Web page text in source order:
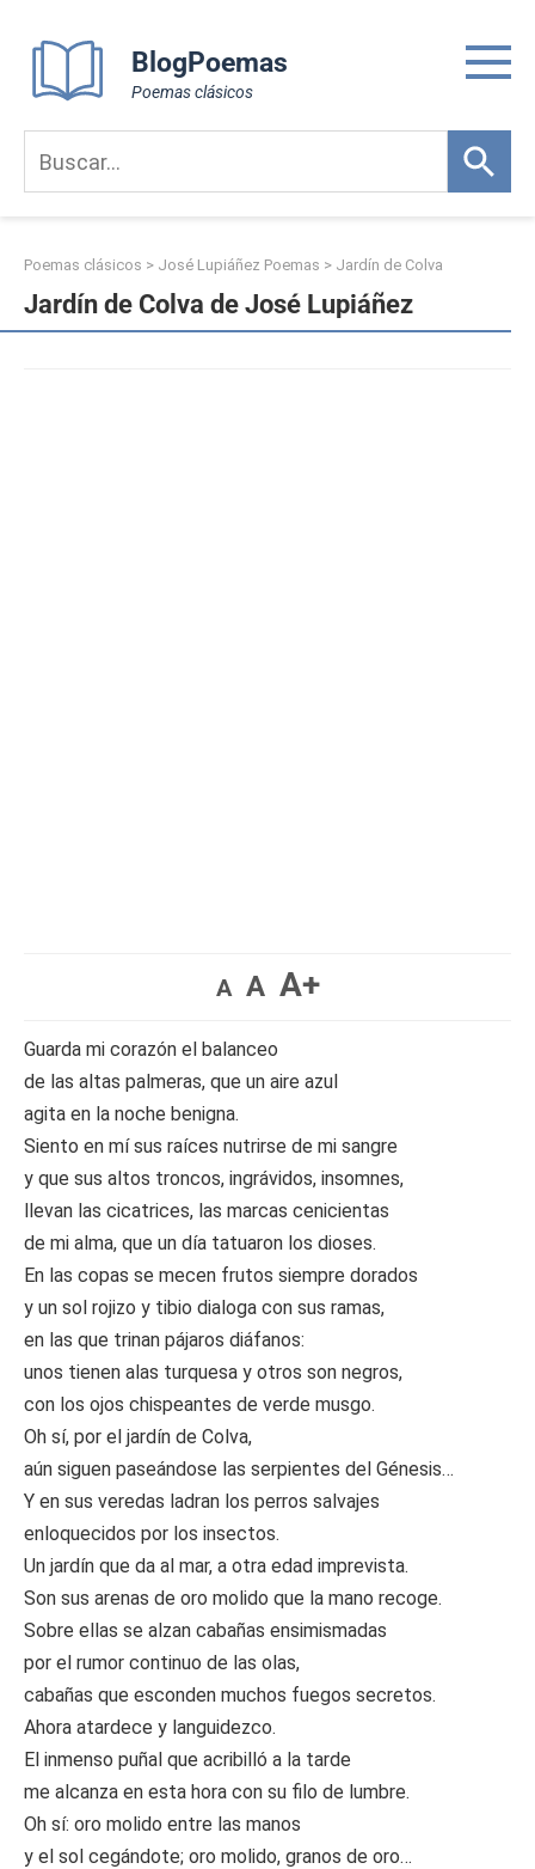
content
BlogPoemas
Poemas clásicos
Poemas clásicos > José Lupiáñez Poemas > Jardín de Colva
Jardín de Colva de José Lupiáñez
A A A+
Guarda mi corazón el balanceo
de las altas palmeras, que un aire azul
agita en la noche benigna.
Siento en mí sus raíces nutrirse de mi sangre
y que sus altos troncos, ingrávidos, insomnes,
llevan las cicatrices, las marcas cenicientas
de mi alma, que un día tatuaron los dioses.
En las copas se mecen frutos siempre dorados
y un sol rojizo y tibio dialoga con sus ramas,
en las que trinan pájaros diáfanos:
unos tienen alas turquesa y otros son negros,
con los ojos chispeantes de verde musgo.
Oh sí, por el jardín de Colva,
aún siguen paseándose las serpientes del Génesis…
Y en sus veredas ladran los perros salvajes
enloquecidos por los insectos.
Un jardín que da al mar, a otra edad imprevista.
Son sus arenas de oro molido que la mano recoge.
Sobre ellas se alzan cabañas ensimismadas
por el rumor continuo de las olas,
cabañas que esconden muchos fuegos secretos.
Ahora atardece y languidezco.
El inmenso puñal que acribilló a la tarde
me alcanza en esta hora con su filo de lumbre.
Oh sí: oro molido entre las manos
y el sol cegándote; oro molido, granos de oro…